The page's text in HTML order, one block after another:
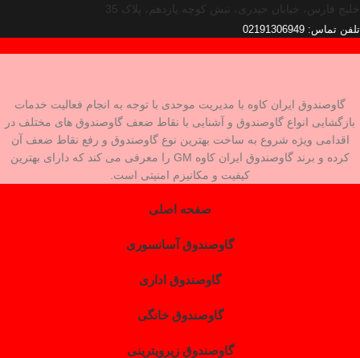
خلیج فارس، خیابان حیدری، نبش کوچه یازدهم، پلاک 35
تلفن تماس: 02191306949
گاوصندوق ایران کاوه با مدیریت موحدی با توجه به انجام فعالیت خدمات
بازگشایی انواع گاوصندوق و آشنایی با نقاط ضعف گاوصندوق های مختلف در
اقدامی ویژه شروع به ساخت بهترین نوع گاوصندوق و رفع نقاط ضعف آن
کرده و برند گاوصندوق ایران کاوه GM را معرفی می کند که دارای بهترین
کیفیت و مکانیزم امنیتی است.
صفحه اصلی
گاوصندوق آسانسوری
گاوصندوق اداری
گاوصندوق خانگی
گاوصندوق زیرویترینی